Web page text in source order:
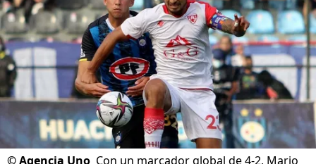
©Agencia Uno Con un marcador global de 4-2, Mario